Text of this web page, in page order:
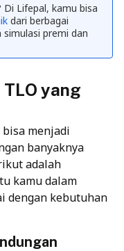
Di Lifepal, kamu bisa
dari berbagai
premi dan
yang
menjadi
banyaknya
adalah
kamu dalam
dengan kebutuhan